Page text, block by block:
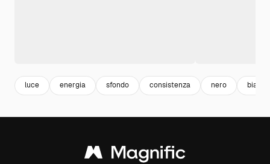
luce energia sfondo consistenza nero bianco